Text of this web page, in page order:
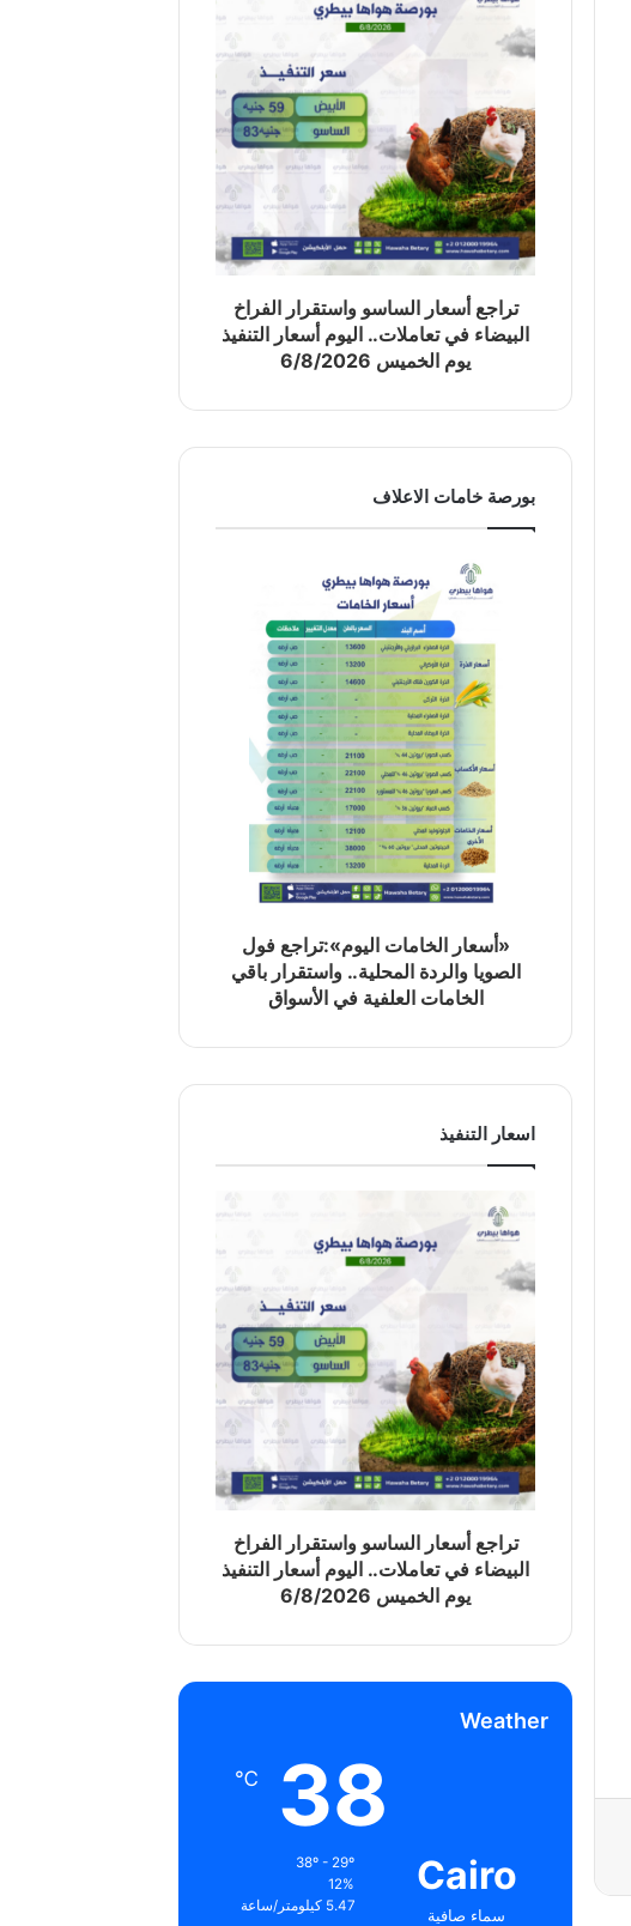
تراجع أسعار الساسو واستقرار الفراخ
البيضاء في تعاملات.. اليوم أسعار التنفيذ
يوم الخميس 6/8/2026
بورصة خامات الاعلاف
«أسعار الخامات اليوم»:تراجع فول
الصويا والردة المحلية.. واستقرار باقي
الخامات العلفية في الأسواق
اسعار التنفيذ
تراجع أسعار الساسو واستقرار الفراخ
البيضاء في تعاملات.. اليوم أسعار التنفيذ
يوم الخميس 6/8/2026
Weather
Cairo
سماء صافية
38
℃
38º - 29º
12%
5.47 كيلومتر/ساعة